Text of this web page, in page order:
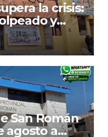
la crisis:
y
nuevo
obras
San Román
agosto a